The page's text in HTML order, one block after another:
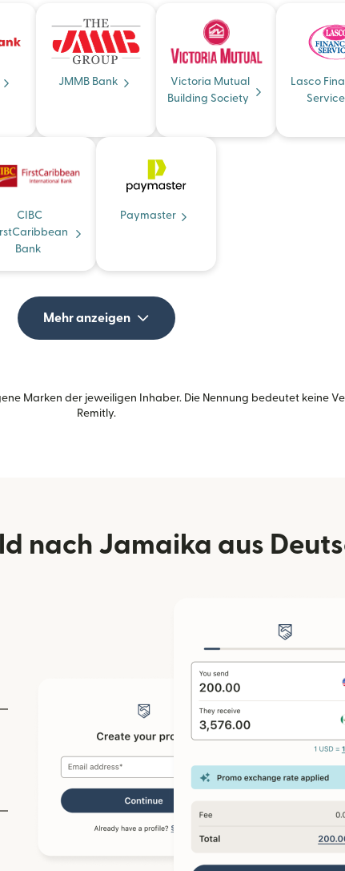
JMMB Bank
Victoria Mutual
Building Society
Lasco
CIBC
Bank
Paymaster
Mehr anzeigen
Marken der jeweiligen Inhaber. Die Nennung bedeutet keine
Remitly.
nach Jamaika aus
neuen Fenster geöffnet)